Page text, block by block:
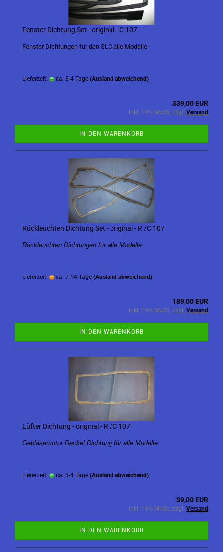
Fenster Dichtung Set - original - C 107
Fenster Dichtungen für den SLC alle Modelle
Lieferzeit: ca. 3-4 Tage (Ausland abweichend)
339,00 EUR
inkl. 19% MwSt. zzgl. Versand
IN DEN WARENKORB
Rückleuchten Dichtung Set - original - R /C 107
Rückleuchten Dichtungen für alle Modelle
Lieferzeit: ca. 7-14 Tage (Ausland abweichend)
189,00 EUR
inkl. 19% MwSt. zzgl. Versand
IN DEN WARENKORB
Lüfter Dichtung - original - R /C 107
Gebläsemotor Deckel Dichtung für alle Modelle
Lieferzeit: ca. 3-4 Tage (Ausland abweichend)
39,00 EUR
inkl. 19% MwSt. zzgl. Versand
IN DEN WARENKORB